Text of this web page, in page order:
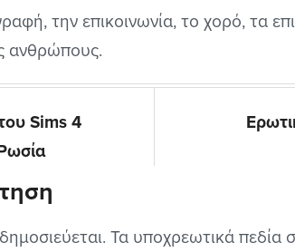
την επικοινωνία, το χορό, τα
ανθρώπους.
Sims 4
Next
Τα υποχρεωτικά πεδία